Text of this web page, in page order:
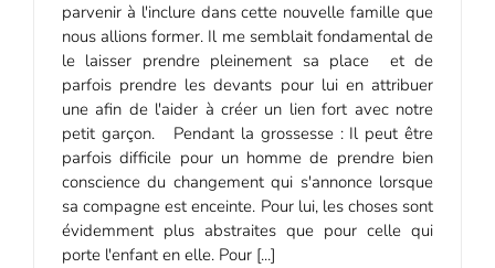
parvenir à l'inclure dans cette nouvelle famille que
nous allions former. Il me semblait fondamental de
le laisser prendre pleinement sa place et de
parfois prendre les devants pour lui en attribuer
une afin de l'aider à créer un lien fort avec notre
petit garçon. Pendant la grossesse : Il peut être
parfois difficile pour un homme de prendre bien
conscience du changement qui s'annonce lorsque
sa compagne est enceinte. Pour lui, les choses sont
évidemment plus abstraites que pour celle qui
porte l'enfant en elle. Pour [...]